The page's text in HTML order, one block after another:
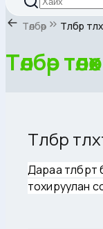
Төлбөр Төлбөр
Төлбөр
Төлбөр
Дараа төлбөрт
тохируулан